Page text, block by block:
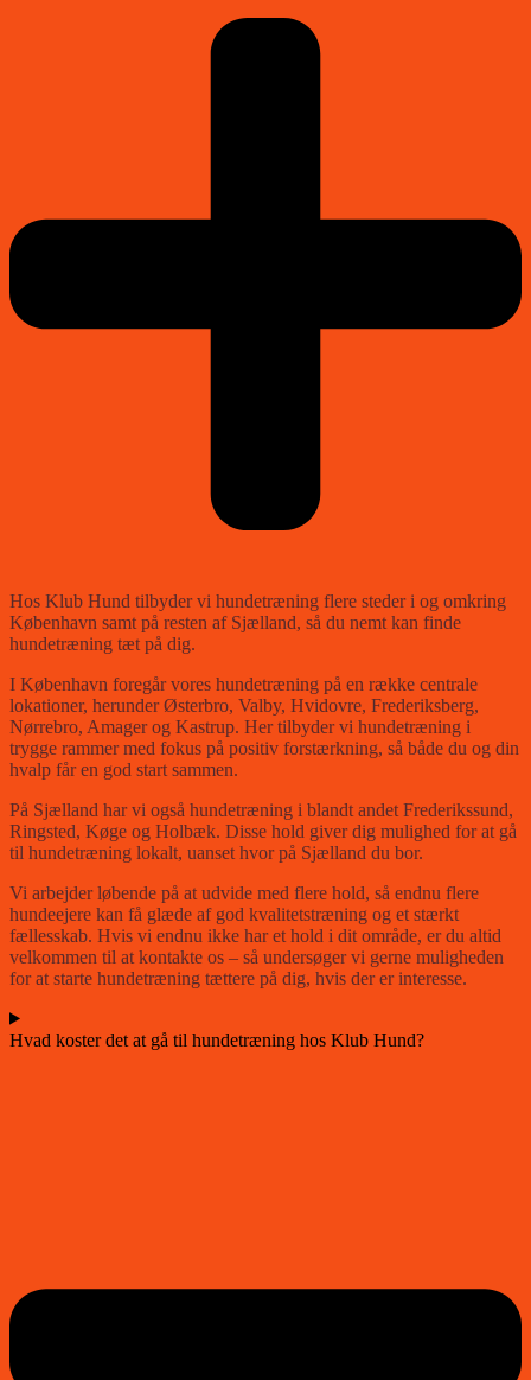
Hos Klub Hund tilbyder vi hundetræning flere steder i og omkring
København samt på resten af Sjælland, så du nemt kan finde
hundetræning tæt på dig.
I København foregår vores hundetræning på en række centrale
lokationer, herunder Østerbro, Valby, Hvidovre, Frederiksberg,
Nørrebro, Amager og Kastrup. Her tilbyder vi hundetræning i
trygge rammer med fokus på positiv forstærkning, så både du og din
hvalp får en god start sammen.
På Sjælland har vi også hundetræning i blandt andet Frederikssund,
Ringsted, Køge og Holbæk. Disse hold giver dig mulighed for at gå
til hundetræning lokalt, uanset hvor på Sjælland du bor.
Vi arbejder løbende på at udvide med flere hold, så endnu flere
hundeejere kan få glæde af god kvalitetstræning og et stærkt
fællesskab. Hvis vi endnu ikke har et hold i dit område, er du altid
velkommen til at kontakte os – så undersøger vi gerne muligheden
for at starte hundetræning tættere på dig, hvis der er interesse.
Hvad koster det at gå til hundetræning hos Klub Hund?